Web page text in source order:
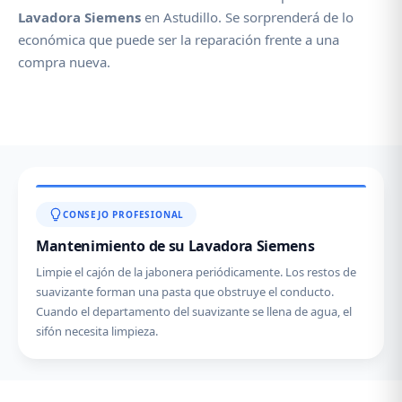
Lavadora Siemens en Astudillo. Se sorprenderá de lo
económica que puede ser la reparación frente a una
compra nueva.
CONSEJO PROFESIONAL
Mantenimiento de su Lavadora Siemens
Limpie el cajón de la jabonera periódicamente. Los restos de
suavizante forman una pasta que obstruye el conducto.
Cuando el departamento del suavizante se llena de agua, el
sifón necesita limpieza.